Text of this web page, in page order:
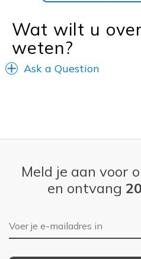
Wat wilt u
weten?
Ask a Question
Meld je aan voor
en ontvang
E-mailadres